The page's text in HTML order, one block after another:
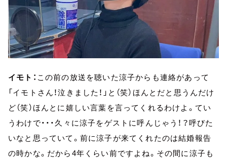
イモト： この前の放送を聴いた涼子からも連絡があって
「イモトさん！泣きました！」と（笑）ほんとだと思うんだけ
ど（笑）ほんとに嬉しい言葉を言ってくれるわけよ。てい
うわけで・・・久々に涼子をゲストに呼んじゃう！？呼びた
いなと思っていて。前に涼子が来てくれたのは結婚報告
の時かな。だから4年くらい前ですよね。その間に涼子も